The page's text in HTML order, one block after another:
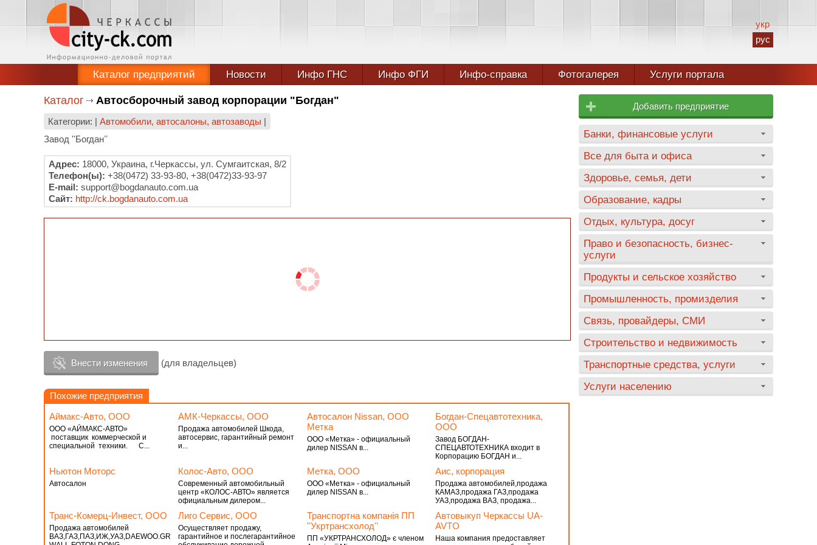
укр
рус
Каталог предприятий Новости Инфо ГНС Инфо ФГИ Инфо-справка Фотогалерея Услуги портала
Каталог Автосборочный завод корпорации "Богдан"
Категории: | Автомобили, автосалоны, автозаводы |
Завод ''Богданʼʼ
Адрес: 18000, Украина, г.Черкассы, ул. Сумгаитская, 8/2
Телефон(ы): +38(0472) 33-93-80, +38(0472)33-93-97
E-mail: support@bogdanauto.com.ua
Сайт: http://ck.bogdanauto.com.ua
Внести изменения (для владельцев)
Похожие предприятия
Аймакс-Авто, ООО
ООО «АЙМАКС-АВТО»
поставщик коммерческой и
специальной техники. С...
АМК-Черкассы, ООО
Продажа автомобилей Шкода,
автосервис, гарантийный ремонт
и...
Автосалон Nissan, ООО
Метка
ООО «Метка» - официальный
дилер NISSAN в...
Богдан-Спецавтотехника,
ООО
Завод БОГДАН-
СПЕЦАВТОТЕХНИКА входит в
Корпорацию БОГДАН и...
Ньютон Моторс
Автосалон
Колос-Авто, ООО
Современный автомобильный
центр «КОЛОС-АВТО» является
официальным дилером...
Метка, ООО
ООО «Метка» - официальный
дилер NISSAN в...
Аис, корпорация
Продажа автомобилей,продажа
КАМАЗ,продажа ГАЗ,продажа
УАЗ,продажа ВАЗ, продажа...
Транс-Комерц-Инвест, ООО
Продажа автомобилей
ВАЗ,ГАЗ,ПАЗ,ИЖ,УАЗ,DAEWOO.GREAT
Лиго Сервис, ООО
Осуществляет продажу,
гарантийное и послегарантийное
Транспортна компанія ПП
''Укртрансхолод''
ПП «УКРТРАНСХОЛОД» є членом
Автовыкуп Черкассы UA-
AVTO
Наша компания предоставляет
Добавить предприятие
Банки, финансовые услуги
Все для быта и офиса
Здоровье, семья, дети
Образование, кадры
Отдых, культура, досуг
Право и безопасность, бизнес-
услуги
Продукты и сельское хозяйство
Промышленность, промизделия
Связь, провайдеры, СМИ
Строительство и недвижимость
Транспортные средства, услуги
Услуги населению